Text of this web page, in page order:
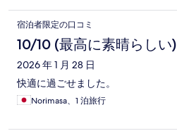
宿泊者限定の口コミ
10/10 (最高に素晴らしい)
2026 年 1 月 28 日
快適に過ごせました。
Norimasa、1 泊旅行